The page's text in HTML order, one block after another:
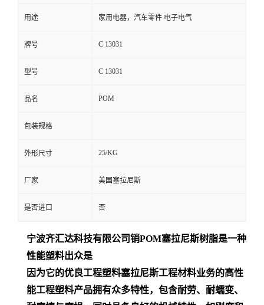
用途 家用电器，汽车零件 电子电气
牌号 C 13031
型号 C 13031
品名 POM
包装规格
外形尺寸 25/KG
厂家 美国塞拉尼斯
是否进口 否
宁波齐汇达科技有限公司销POM塞拉尼斯树脂是一种
性能塑料出众是
因为它的优良工程塑料塞拉尼斯工程材料业务的高性
能工程塑料产品拥有众多特性，包含耐劳、耐蠕变、